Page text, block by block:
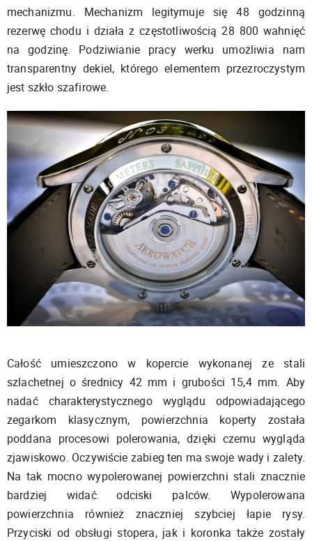
mechanizmu. Mechanizm legitymuje się 48 godzinną
rezerwę chodu i działa z częstotliwością 28 800 wahnięć
na godzinę. Podziwianie pracy werku umożliwia nam
transparentny dekiel, którego elementem przezroczystym
jest szkło szafirowe.
Całość umieszczono w kopercie wykonanej ze stali
szlachetnej o średnicy 42 mm i grubości 15,4 mm. Aby
nadać charakterystycznego wyglądu odpowiadającego
zegarkom klasycznym, powierzchnia koperty została
poddana procesowi polerowania, dzięki czemu wygląda
zjawiskowo. Oczywiście zabieg ten ma swoje wady i zalety.
Na tak mocno wypolerowanej powierzchni stali znacznie
bardziej widać odciski palców. Wypolerowana
powierzchnia również znaczniej szybciej łapie rysy.
Przyciski od obsługi stopera, jak i koronka także zostały